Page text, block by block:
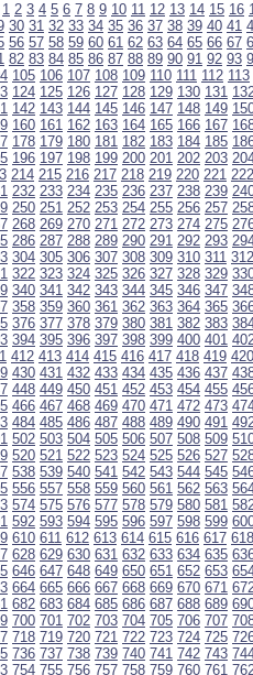
1 2 3 4 5 6 7 8 9 10 11 12 13 14 15 16
30 31 32 33 34 35 36 37 38 39 40 41
56 57 58 59 60 61 62 63 64 65 66 67
82 83 84 85 86 87 88 89 90 91 92 93
105 106 107 108 109 110 111 112 113
124 125 126 127 128 129 130 131
142 143 144 145 146 147 148 149
160 161 162 163 164 165 166 167
178 179 180 181 182 183 184 185
196 197 198 199 200 201 202 203
214 215 216 217 218 219 220 221 222
232 233 234 235 236 237 238 239
250 251 252 253 254 255 256 257
268 269 270 271 272 273 274 275
286 287 288 289 290 291 292 293
304 305 306 307 308 309 310 311 312
322 323 324 325 326 327 328 329
340 341 342 343 344 345 346 347
358 359 360 361 362 363 364 365
376 377 378 379 380 381 382 383
394 395 396 397 398 399 400 401
412 413 414 415 416 417 418 419 420
430 431 432 433 434 435 436 437
448 449 450 451 452 453 454 455
466 467 468 469 470 471 472 473
484 485 486 487 488 489 490 491
502 503 504 505 506 507 508 509
520 521 522 523 524 525 526 527
538 539 540 541 542 543 544 545
556 557 558 559 560 561 562 563
574 575 576 577 578 579 580 581
592 593 594 595 596 597 598 599
610 611 612 613 614 615 616 617 618
628 629 630 631 632 633 634 635
646 647 648 649 650 651 652 653
664 665 666 667 668 669 670 671
682 683 684 685 686 687 688 689
700 701 702 703 704 705 706 707
718 719 720 721 722 723 724 725
736 737 738 739 740 741 742 743
754 755 756 757 758 759 760 761